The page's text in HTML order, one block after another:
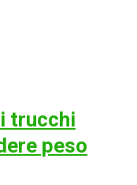
trucchi
peso